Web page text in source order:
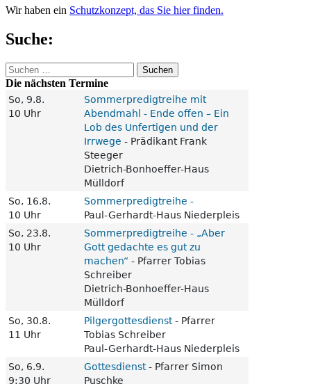
Wir haben ein Schutzkonzept, das Sie hier finden.
Suche:
Suchen
nach:
Die nächsten Termine